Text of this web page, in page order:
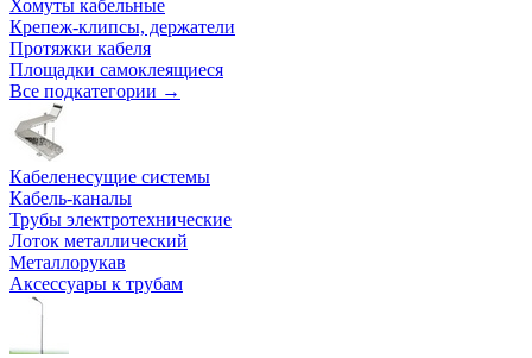
Хомуты кабельные
Крепеж-клипсы, держатели
Протяжки кабеля
Площадки самоклеящиеся
Все подкатегории →
Кабеленесущие системы
Кабель-каналы
Трубы электротехнические
Лоток металлический
Металлорукав
Аксессуары к трубам